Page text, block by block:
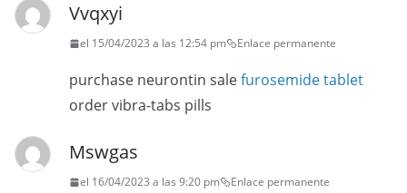
Vvqxyi
el 15/04/2023 a las 12:54 pm Enlace permanente
purchase neurontin salefurosemide tablet
order vibra-tabs pills
Mswgas
el 16/04/2023 a las 9:20 pm Enlace permanente